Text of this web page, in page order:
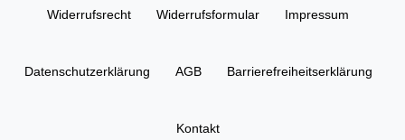
Widerrufs­recht Widerrufs­formular Impressum
Daten­schutz­erklärung AGB Barrierefreiheitserklärung
Kontakt